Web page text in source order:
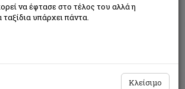
Η τιμή μας:
Δεν υπάρχει δυνατότητα παραγγελίας
να έφτασε στο τέλος του αλλά η
ταξίδια υπάρχει πάντα.
Κλείσιμο